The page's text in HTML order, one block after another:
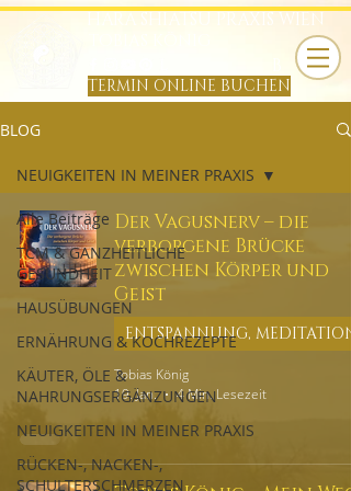
HARA SHIATSU PRAXIS WIEN
TERMIN ONLINE BUCHEN
BLOG
Alle Beiträge
TCM & GANZHEITLICHE
GESUNDHEIT
HAUSÜBUNGEN
ERNÄHRUNG & KOCHREZEPTE
KÄUTER, ÖLE &
NAHRUNGSERGÄNZUNGEN
NEUIGKEITEN IN MEINER PRAXIS
RÜCKEN-, NACKEN-,
SCHULTERSCHMERZEN
NEUIGKEITEN IN MEINER PRAXIS
Der Vagusnerv – die
verborgene Brücke
zwischen Körper und
Geist
Tobias König
19. Jan.
4 Min. Lesezeit